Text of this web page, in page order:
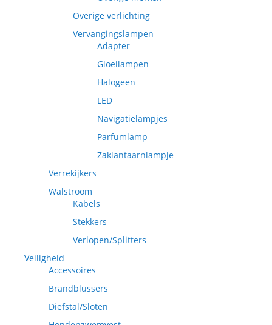
Overige verlichting
Vervangingslampen
Adapter
Gloeilampen
Halogeen
LED
Navigatielampjes
Parfumlamp
Zaklantaarnlampje
Verrekijkers
Walstroom
Kabels
Stekkers
Verlopen/Splitters
Veiligheid
Accessoires
Brandblussers
Diefstal/Sloten